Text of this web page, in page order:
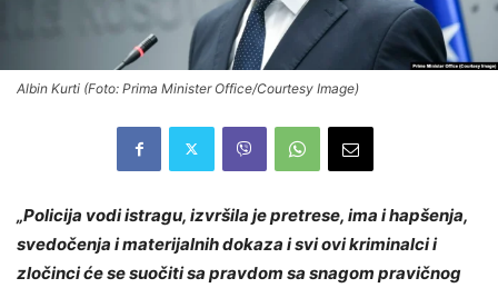
Albin Kurti (Foto: Prima Minister Office/Courtesy Image)
„Policija vodi istragu, izvršila je pretrese, ima i hapšenja,
svedočenja i materijalnih dokaza i svi ovi kriminalci i
zločinci će se suočiti sa pravdom sa snagom pravičnog